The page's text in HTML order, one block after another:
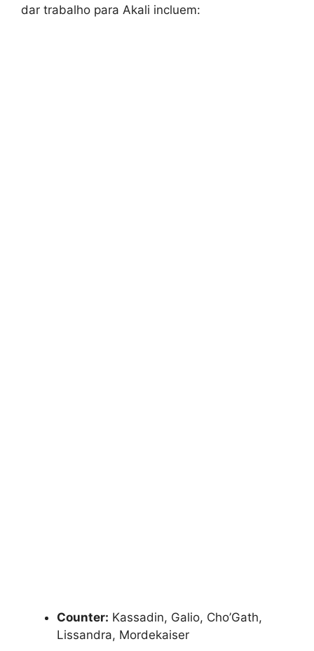
dar trabalho para Akali incluem:
Counter: Kassadin, Galio, Cho’Gath,
Lissandra, Mordekaiser